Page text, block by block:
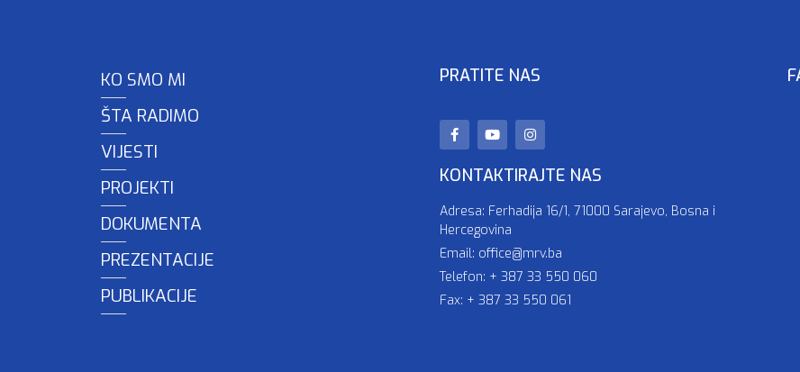
KO SMO MI
ŠTA RADIMO
VIJESTI
PROJEKTI
DOKUMENTA
PREZENTACIJE
PUBLIKACIJE
PRATITE NAS
KONTAKTIRAJTE NAS
Adresa: Ferhadija 16/1, 71000 Sarajevo, Bosna i
Hercegovina
Email: office@mrv.ba
Telefon: + 387 33 550 060
Fax: + 387 33 550 061